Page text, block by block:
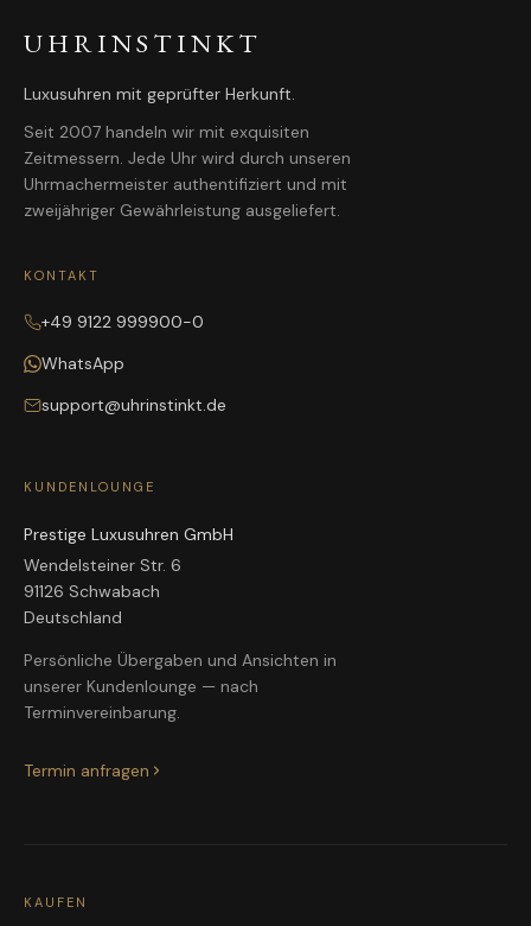
UHRINSTINKT
Luxusuhren mit geprüfter Herkunft.
Seit 2007 handeln wir mit exquisiten
Zeitmessern. Jede Uhr wird durch unseren
Uhrmachermeister authentifiziert und mit
zweijähriger Gewährleistung ausgeliefert.
KONTAKT
+49 9122 999900-0
WhatsApp
support@uhrinstinkt.de
KUNDENLOUNGE
Prestige Luxusuhren GmbH
Wendelsteiner Str. 6
91126 Schwabach
Deutschland
Persönliche Übergaben und Ansichten in
unserer Kundenlounge — nach
Terminvereinbarung.
Termin anfragen
KAUFEN